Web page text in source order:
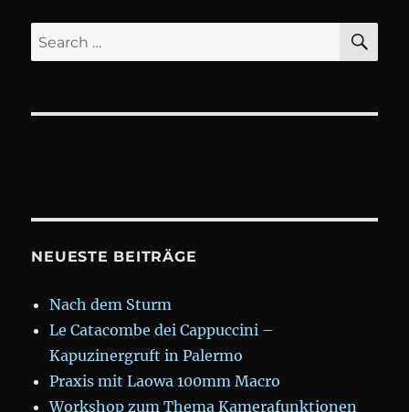
Search
for:
NEUESTE BEITRÄGE
Nach dem Sturm
Le Catacombe dei Cappuccini –
Kapuzinergruft in Palermo
Praxis mit Laowa 100mm Macro
Workshop zum Thema Kamerafunktionen